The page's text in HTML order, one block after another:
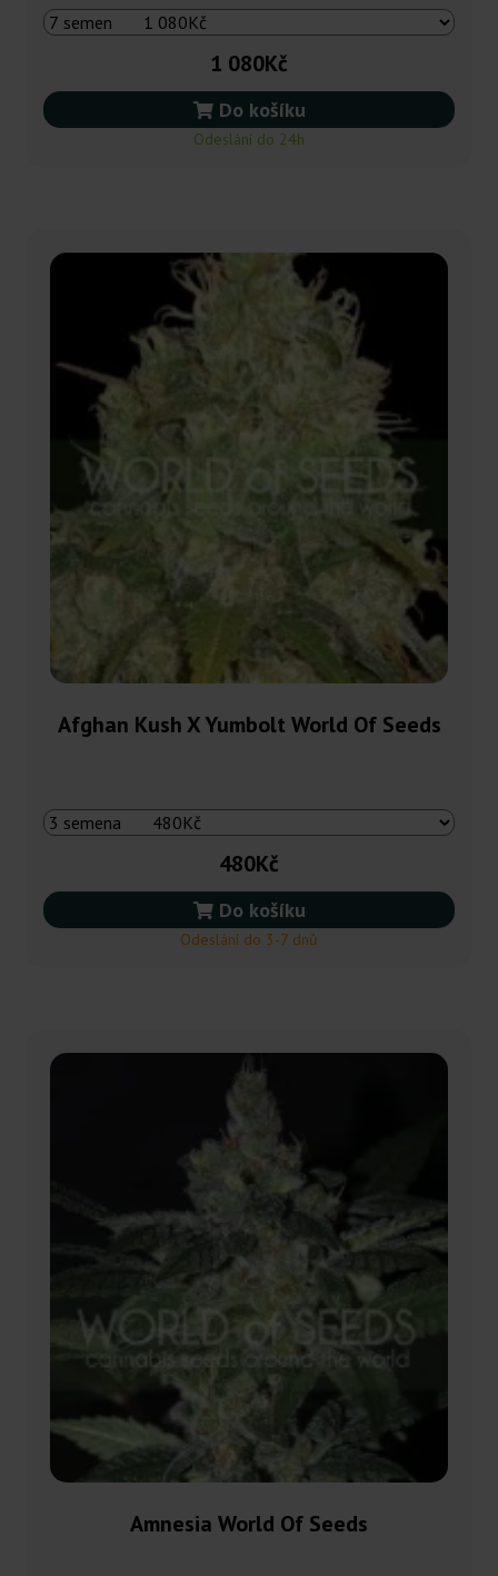
1 080Kč
Do košíku
Odeslání do 24h
Afghan Kush X Yumbolt World Of Seeds
480Kč
Do košíku
Odeslání do 3-7 dnů
Amnesia World Of Seeds